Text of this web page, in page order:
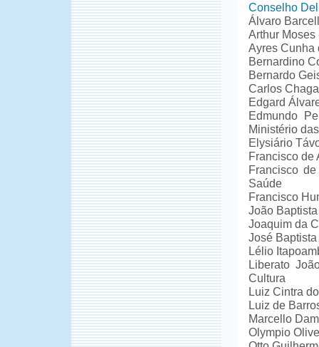
Conselho
Álvaro
Arthur
Ayres Cunha
Bernardino
Bernardo
Carlos
Edgard
Edmundo
Ministério
Elysiário
Francisco de
Francisco
Saúde
Francisco
João
Joaquim da
José
Lélio
Liberato
Cultura
Luiz Cintra
Luiz de
Marcello
Olympio